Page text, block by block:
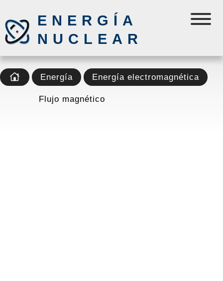
ENERGÍA
NUCLEAR
Energía Energía electromagnética
Flujo magnético